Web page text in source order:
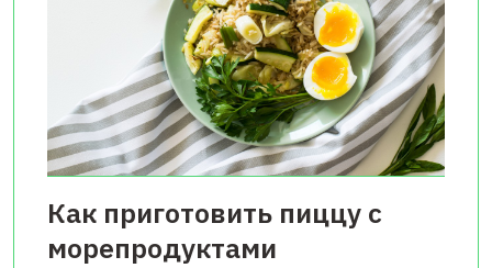
Как приготовить пиццу с
морепродуктами